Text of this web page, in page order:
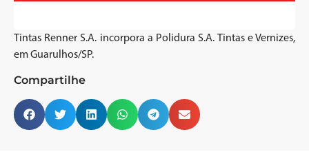
Tintas Renner S.A. incorpora a Polidura S.A. Tintas e Vernizes,
em Guarulhos/SP.
Compartilhe